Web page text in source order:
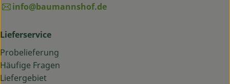
info@baumannshof.de
Lieferservice
Probelieferung
Häufige Fragen
Liefergebiet